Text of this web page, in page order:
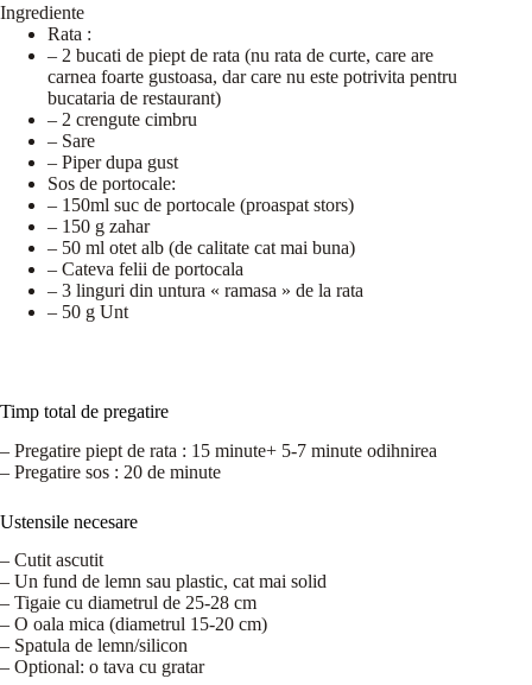
Ingrediente
Rata :
– 2 bucati de piept de rata (nu rata de curte, care are
carnea foarte gustoasa, dar care nu este potrivita pentru
bucataria de restaurant)
– 2 crengute cimbru
– Sare
– Piper dupa gust
Sos de portocale:
– 150ml suc de portocale (proaspat stors)
– 150 g zahar
– 50 ml otet alb (de calitate cat mai buna)
– Cateva felii de portocala
– 3 linguri din untura « ramasa » de la rata
– 50 g Unt
Timp total de pregatire
– Pregatire piept de rata : 15 minute+ 5-7 minute odihnirea
– Pregatire sos : 20 de minute
Ustensile necesare
– Cutit ascutit
– Un fund de lemn sau plastic, cat mai solid
– Tigaie cu diametrul de 25-28 cm
– O oala mica (diametrul 15-20 cm)
– Spatula de lemn/silicon
– Optional: o tava cu gratar